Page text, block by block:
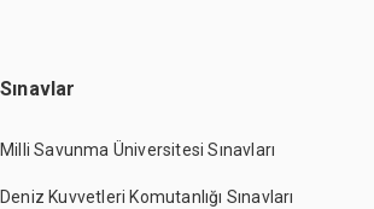
Sınavlar
Milli Savunma Üniversitesi Sınavları
Deniz Kuvvetleri Komutanlığı Sınavları